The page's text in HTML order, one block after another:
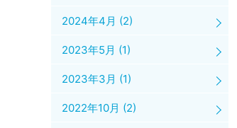
2024年4月 (2)
2023年5月 (1)
2023年3月 (1)
2022年10月 (2)